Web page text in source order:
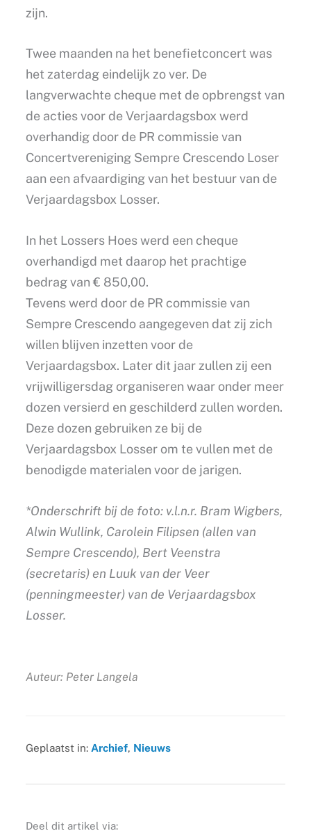
zijn.
Twee maanden na het benefietconcert was
het zaterdag eindelijk zo ver. De
langverwachte cheque met de opbrengst van
de acties voor de Verjaardagsbox werd
overhandig door de PR commissie van
Concertvereniging Sempre Crescendo Loser
aan een afvaardiging van het bestuur van de
Verjaardagsbox Losser.
In het Lossers Hoes werd een cheque
overhandigd met daarop het prachtige
bedrag van € 850,00.
Tevens werd door de PR commissie van
Sempre Crescendo aangegeven dat zij zich
willen blijven inzetten voor de
Verjaardagsbox. Later dit jaar zullen zij een
vrijwilligersdag organiseren waar onder meer
dozen versierd en geschilderd zullen worden.
Deze dozen gebruiken ze bij de
Verjaardagsbox Losser om te vullen met de
benodigde materialen voor de jarigen.
*Onderschrift bij de foto: v.l.n.r. Bram Wigbers,
Alwin Wullink, Carolein Filipsen (allen van
Sempre Crescendo), Bert Veenstra
(secretaris) en Luuk van der Veer
(penningmeester) van de Verjaardagsbox
Losser.
Auteur: Peter Langela
Geplaatst in: Archief, Nieuws
Deel dit artikel via: